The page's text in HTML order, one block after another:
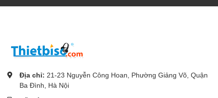
Địa chỉ: 21-23 Nguyễn Công Hoan, Phường Giảng Võ, Quận
Ba Đình, Hà Nội